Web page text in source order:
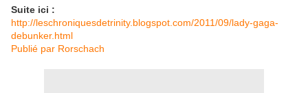
Suite ici :
http://leschroniquesdetrinity.blogspot.com/2011/09/lady-gaga-
debunker.html
Publié par Rorschach